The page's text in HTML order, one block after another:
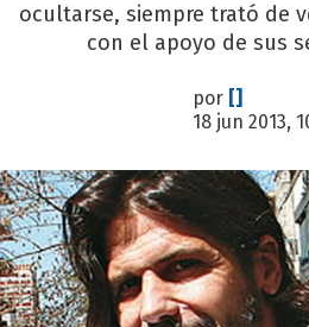
ocultarse, siempre trató de
con el apoyo de sus
por []
18 jun 2013,